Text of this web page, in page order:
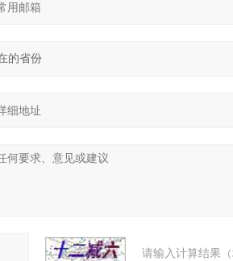
请输入计算结果